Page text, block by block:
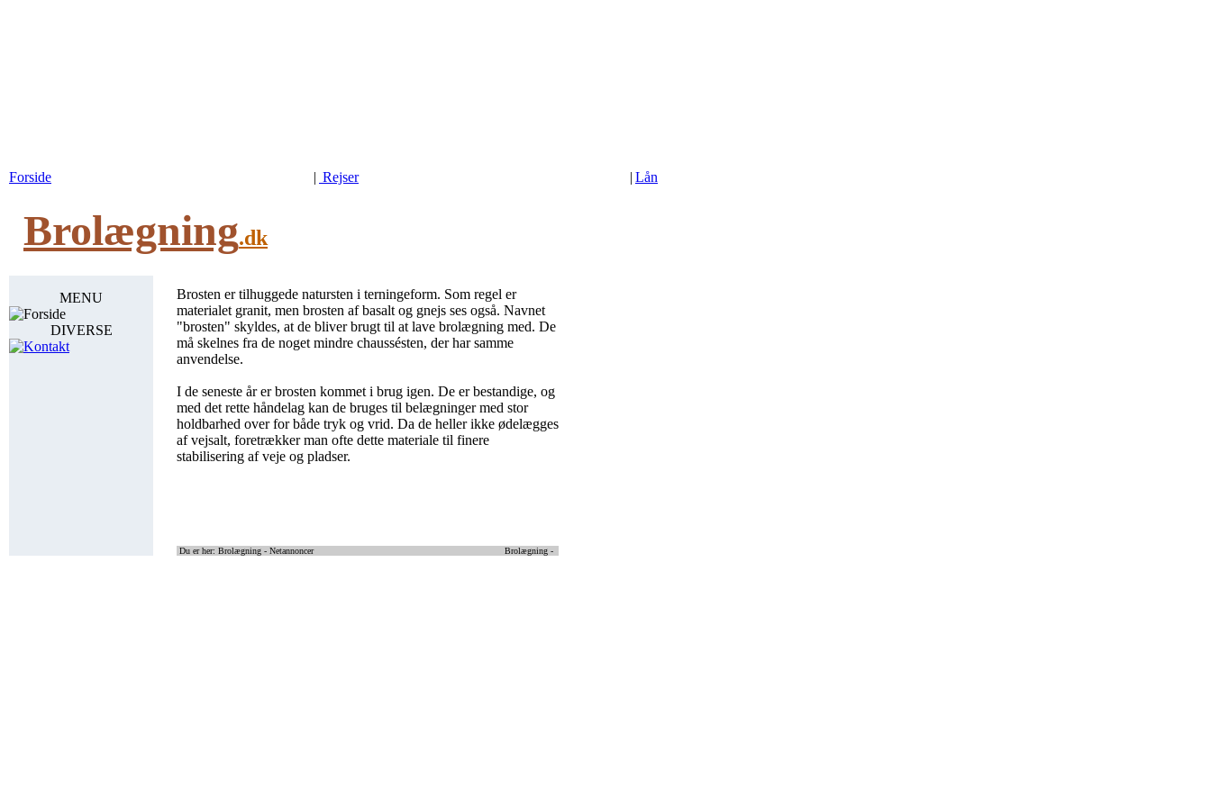
Forside | Rejser | Lån
Brolægning.dk
MENU
Forside
DIVERSE
Kontakt
Brosten er tilhuggede natursten i terningeform. Som regel er
materialet granit, men brosten af basalt og gnejs ses også. Navnet
"brosten" skyldes, at de bliver brugt til at lave brolægning med. De
må skelnes fra de noget mindre chaussésten, der har samme
anvendelse.
I de seneste år er brosten kommet i brug igen. De er bestandige, og
med det rette håndelag kan de bruges til belægninger med stor
holdbarhed over for både tryk og vrid. Da de heller ikke ødelægges
af vejsalt, foretrækker man ofte dette materiale til finere
stabilisering af veje og pladser.
Du er her: Brolægning - Netannoncer Brolægning -